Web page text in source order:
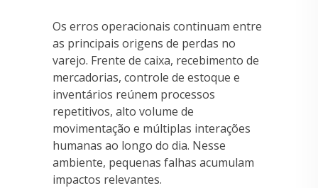
Os erros operacionais continuam entre
as principais origens de perdas no
varejo. Frente de caixa, recebimento de
mercadorias, controle de estoque e
inventários reúnem processos
repetitivos, alto volume de
movimentação e múltiplas interações
humanas ao longo do dia. Nesse
ambiente, pequenas falhas acumulam
impactos relevantes.